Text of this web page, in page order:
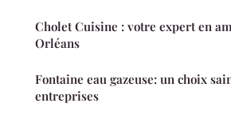
Cholet Cuisine : votre expert en
Orléans
Fontaine eau gazeuse: un choix
entreprises